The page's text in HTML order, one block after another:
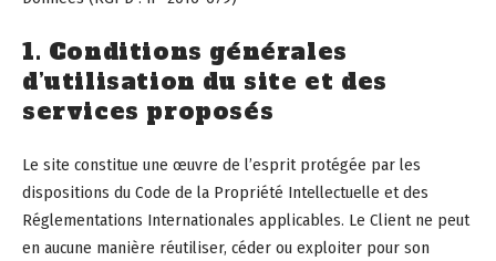
1. Conditions générales
d’utilisation du site et des
services proposés
Le site constitue une œuvre de l’esprit protégée par les
dispositions du Code de la Propriété Intellectuelle et des
Réglementations Internationales applicables. Le Client ne peut
en aucune manière réutiliser, céder ou exploiter pour son